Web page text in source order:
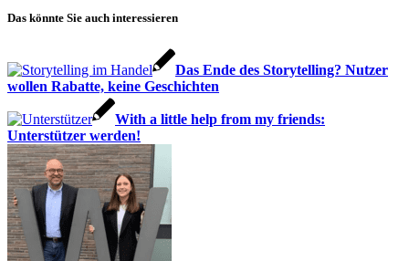
Das könnte Sie auch interessieren
Das Ende des Storytelling? Nutzer
wollen Rabatte, keine Geschichten
With a little help from my friends:
Unterstützer werden!